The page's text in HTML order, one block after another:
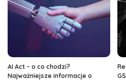
AI Act – o co chodzi?
Najważniejsze informacje o